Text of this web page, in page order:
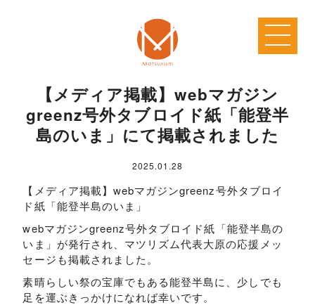
【メディア掲載】webマガジン
greenz号外タブロイド紙「能登半
島のいま」にて掲載されました
2025.01.28
【メディア掲載】webマガジンgreenz号外タブロイ
ド紙「能登半島のいま」
webマガジンgreenz号外タブロイド紙「能登半島の
いま」が発行され、マツリズム代表大原の応援メッ
セージも掲載されました。
素晴らしい祭の宝庫でもある能登半島に、少しでも
足を運ぶきっかけになれば幸いです。